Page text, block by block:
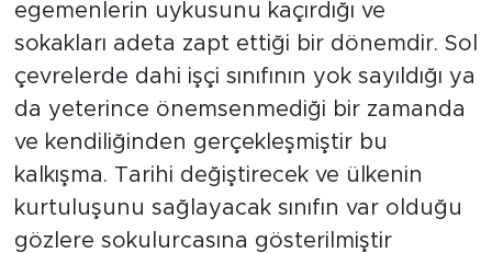
egemenlerin uykusunu kaçırdığı ve
sokakları adeta zapt ettiği bir dönemdir. Sol
çevrelerde dahi işçi sınıfının yok sayıldığı ya
da yeterince önemsenmediği bir zamanda
ve kendiliğinden gerçekleşmiştir bu
kalkışma. Tarihi değiştirecek ve ülkenin
kurtuluşunu sağlayacak sınıfın var olduğu
gözlere sokulurcasına gösterilmiştir